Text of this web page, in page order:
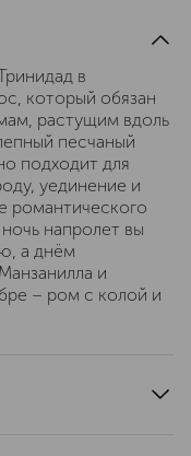
в
который обязан
растущим вдоль
песчаный
подходит для
уединение и
романтического
напролет вы
а днём
и
– ром с колой и